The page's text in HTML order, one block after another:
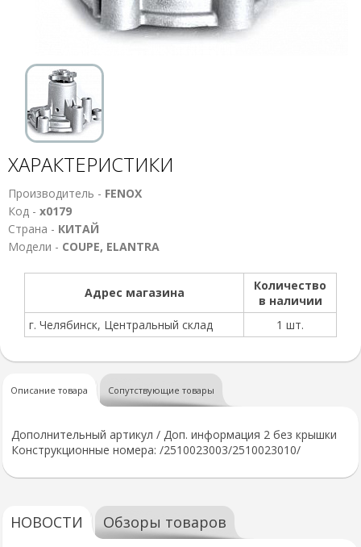
ХАРАКТЕРИСТИКИ
Производитель - FENOX
Код - х0179
Страна - КИТАЙ
Модели - COUPE, ELANTRA
Адрес магазина
Количество
в наличии
г. Челябинск, Центральный склад
1 шт.
Описание товара Сопутствующие товары
Дополнительный артикул / Доп. информация 2 без крышки
Конструкционные номера: /2510023003/2510023010/
НОВОСТИ Обзоры товаров